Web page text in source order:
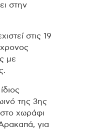
στην
στις 19
με
της 3ης
στο χωράφι
για